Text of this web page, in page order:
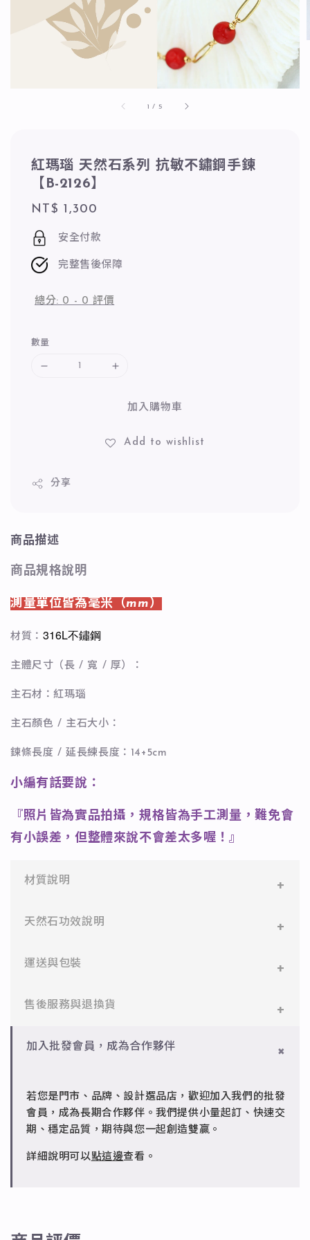
1 / 5
紅瑪瑙 天然石系列 抗敏不鏽鋼手鍊
【B-2126】
Regular
price
NT$ 1,300
安全付款
完整售後保障
總分: 0 - 0 評價
數量
加入購物車
Add to wishlist
分享
商品描述
商品規格說明
測量單位皆為毫米（mm）
材質： 316L不鏽鋼
主體尺寸（長 / 寬 / 厚）：
主石材：紅瑪瑙
主石顏色 / 主石大小：
鍊條長度 / 延長練長度：14+5cm
小編有話要說：
『照片皆為實品拍攝，規格皆為手工測量，難免會
有小誤差，但整體來說不會差太多喔！』
材質說明
✻ 316L不鏽鋼
標準銀合金，搭配電鍍銠處理，延緩氧化，適合輕珠
✻ 銅台電鍍飾品
天然石功效說明
✨藍磷灰➡消除身心的緊張有助於考試及比賽順利。
化體力與力氣 招來好運與財運。
✨紫水晶➡心境平和，可開智慧、帶來靈感的寶石。
✨太陽石➡解放壓抑的感情及帶來幸福感。
✨石榴石➡提高熱情、代表不渝的愛。意志薄弱的人配
運送與包裝
一般會員：一件即享免運與精美包裝，超商取貨或宅配
批發會員：達門檻享免運優惠，出貨時間約為2個工作
售後服務與退換貨
✻ 一般會員
✻ 批發會員
請聯繫 LINE 客服 @jfq1926j 協助處理。
加入批發會員，成為合作夥伴
若您是門市、品牌、設計選品店，歡迎加入我們的批發
會員，成為長期合作夥伴。我們提供小量起訂、快速交
期、穩定品質，期待與您一起創造雙贏。
詳細說明可以點這邊查看。